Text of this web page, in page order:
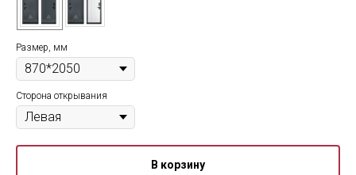
Размер, мм
Сторона открывания
В корзину